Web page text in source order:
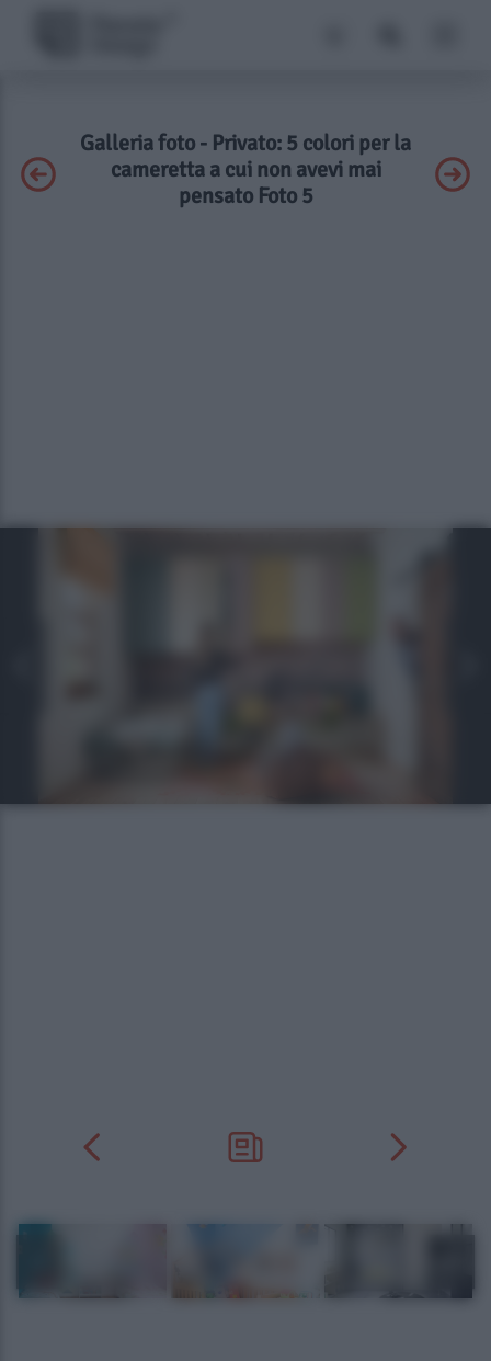
Galleria foto - Privato: 5 colori per la
cameretta a cui non avevi mai
pensato Foto 5